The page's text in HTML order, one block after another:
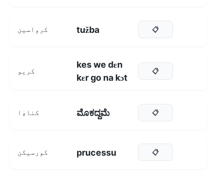
کرواسین tužba 📋
کریو
kes we dɛn
kɛr go na kɔt
📋
کناډا ಮೊಕದ್ದಮೆ 📋
کورسیکن prucessu 📋